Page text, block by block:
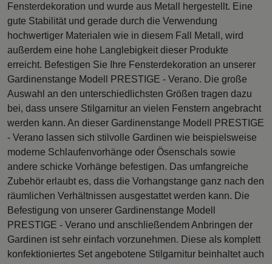
Fensterdekoration und wurde aus Metall hergestellt. Eine
gute Stabilität und gerade durch die Verwendung
hochwertiger Materialen wie in diesem Fall Metall, wird
außerdem eine hohe Langlebigkeit dieser Produkte
erreicht. Befestigen Sie Ihre Fensterdekoration an unserer
Gardinenstange Modell PRESTIGE - Verano. Die große
Auswahl an den unterschiedlichsten Größen tragen dazu
bei, dass unsere Stilgarnitur an vielen Fenstern angebracht
werden kann. An dieser Gardinenstange Modell PRESTIGE
- Verano lassen sich stilvolle Gardinen wie beispielsweise
moderne Schlaufenvorhänge oder Ösenschals sowie
andere schicke Vorhänge befestigen. Das umfangreiche
Zubehör erlaubt es, dass die Vorhangstange ganz nach den
räumlichen Verhältnissen ausgestattet werden kann. Die
Befestigung von unserer Gardinenstange Modell
PRESTIGE - Verano und anschließendem Anbringen der
Gardinen ist sehr einfach vorzunehmen. Diese als komplett
konfektioniertes Set angebotene Stilgarnitur beinhaltet auch